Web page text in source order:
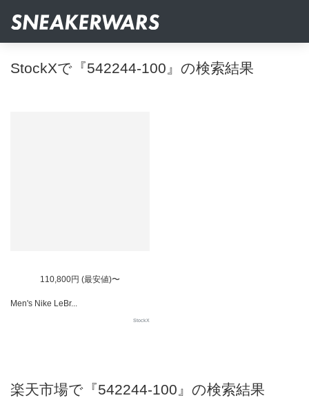
StockXで『542244-100』の検索結果
110,800円 (最安値)〜
Men's Nike LeBr...
StockX
楽天市場で『542244-100』の検索結果